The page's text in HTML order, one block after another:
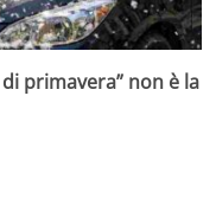
primavera” non è la